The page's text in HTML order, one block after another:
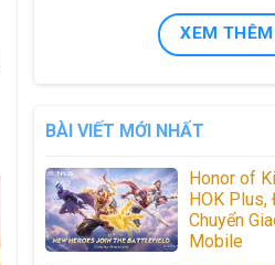
XEM THÊM
BÀI VIẾT MỚI NHẤT
Honor of
HOK
Chuyển
Mobile